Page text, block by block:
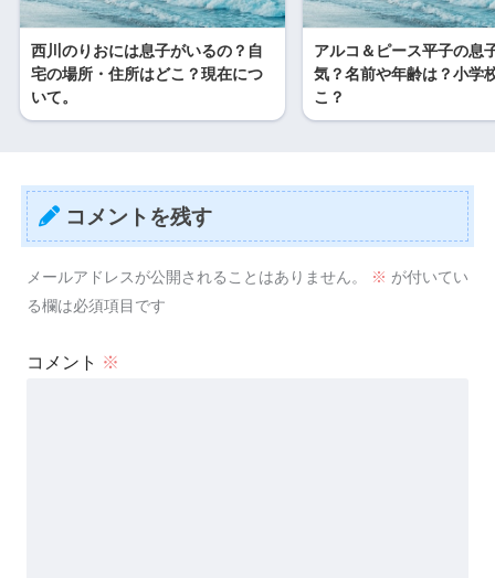
西川のりおには息子がいるの？自
宅の場所・住所はどこ？現在につ
いて。
アルコ＆ピース平子の息
気？名前や年齢は？小学
こ？
コメントを残す
メールアドレスが公開されることはありません。 ※ が付いてい
る欄は必須項目です
コメント ※